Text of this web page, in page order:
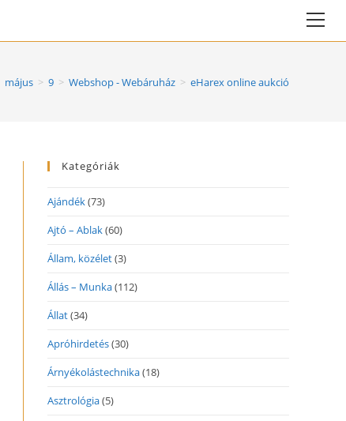
május > 9 > Webshop - Webáruház > eHarex online aukció
Kategóriák
Ajándék(73)
Ajtó – Ablak(60)
Állam, közélet(3)
Állás – Munka(112)
Állat(34)
Apróhirdetés(30)
Árnyékolástechnika(18)
Asztrológia(5)